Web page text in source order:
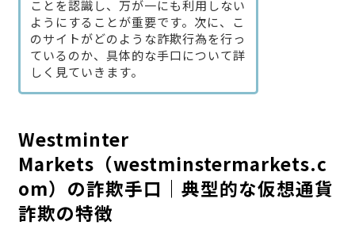
ことを認識し、万が一にも利用しない
ようにすることが重要です。次に、こ
のサイトがどのような詐欺行為を行っ
ているのか、具体的な手口について詳
しく見ていきます。
Westminter
Markets（westminstermarkets.c
om）の詐欺手口｜典型的な仮想通貨
詐欺の特徴